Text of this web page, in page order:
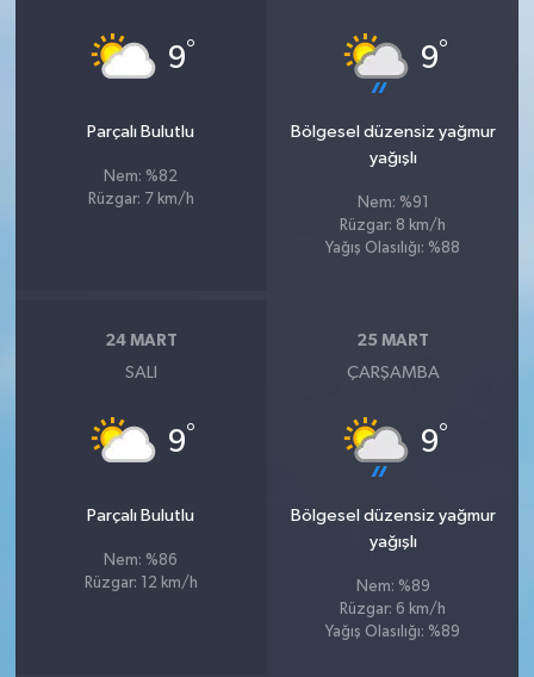
9°
Parçalı Bulutlu
Nem: %82
Rüzgar: 7 km/h
9°
Bölgesel düzensiz yağmur
yağışlı
Nem: %91
Rüzgar: 8 km/h
Yağış Olasılığı: %88
24 MART
SALI
9°
Parçalı Bulutlu
Nem: %86
Rüzgar: 12 km/h
25 MART
ÇARŞAMBA
9°
Bölgesel düzensiz yağmur
yağışlı
Nem: %89
Rüzgar: 6 km/h
Yağış Olasılığı: %89